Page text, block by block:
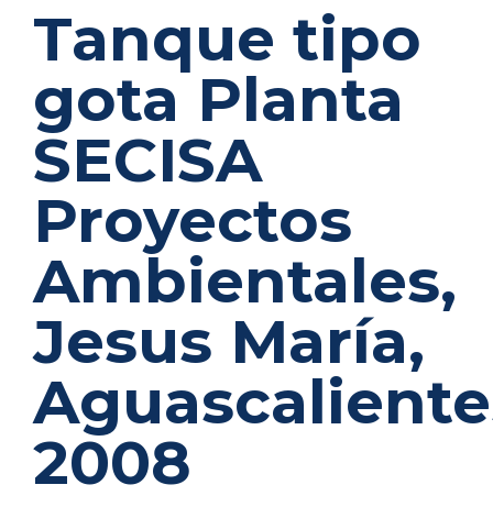
Tanque tipo
gota Planta
SECISA
Proyectos
Ambientales,
Jesus María,
2008